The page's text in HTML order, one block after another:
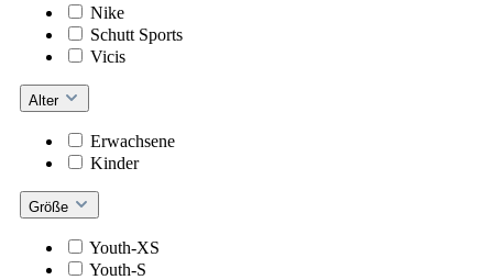
Nike
Schutt Sports
Vicis
Alter
Erwachsene
Kinder
Größe
Youth-XS
Youth-S